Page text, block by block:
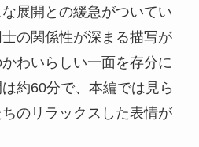
展開との緩急がついてい
の関係性が深まる描写が
わいらしい一面を存分に
約60分で、本編では見ら
のリラックスした表情が